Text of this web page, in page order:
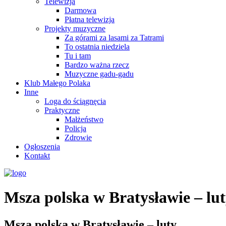
Darmowa
Płatna telewizja
Projekty muzyczne
Za górami za lasami za Tatrami
To ostatnia niedziela
Tu i tam
Bardzo ważna rzecz
Muzyczne gadu-gadu
Klub Małego Polaka
Inne
Loga do ściągnęcia
Praktyczne
Małżeństwo
Policja
Zdrowie
Ogłoszenia
Kontakt
Msza polska w Bratysławie –